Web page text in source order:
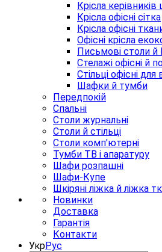
Крісла керівників
Крісла офісні сітка
Крісла офісні
Офісні крісла
Письмові столи
Стелажі офісні й
Стільці офісні для
Шафки й тумби
Передпокій
Спальні
Столи журнальні
Столи й стільці
Столи комп'ютерні
Тумби ТВ і апаратуру
Шафи розпашні
Шафи-Купе
Шкіряні ліжка й ліжка
Новинки
Доставка
Гарантія
Контакти
УкрРус